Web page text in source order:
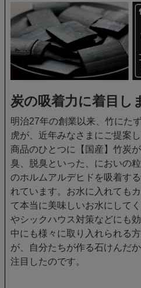
炭の吸着力に着目し
明治27年の創業以来、竹にた
虎が、近年みなさまにご提案
商品のひとつに【国産】竹炭
臭、脱臭といった、においの
のホルムアルデヒドを吸着す
れています。お水に入れても
て本当に美味しいお水にして
やシックハウス対策などにも
中にも様々に取り入れられる
が、自分たちが作る石けんだ
注目したのです。